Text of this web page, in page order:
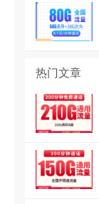
热门文章